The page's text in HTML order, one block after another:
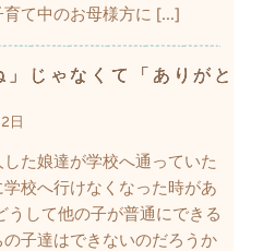
育て中のお母様方に […]
」じゃなくて「ありがと
日
た娘達が学校へ通っていた
校へ行けなくなった時があ
うして他の子が普通にできる
の子達はできないのだろうか